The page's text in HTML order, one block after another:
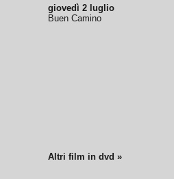
giovedì 2 luglio
Buen Camino
Altri film in dvd »